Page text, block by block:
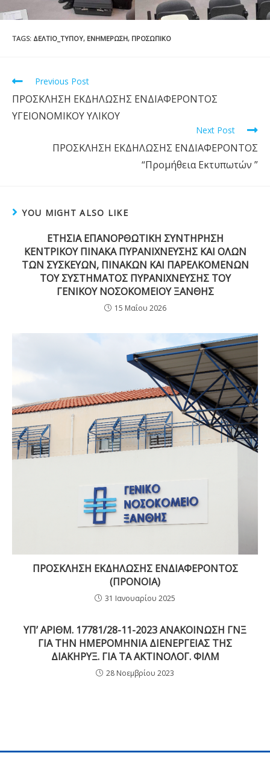
TAGS: ΔΕΛΤΊΟ_ΤΎΠΟΥ, ΕΝΗΜΈΡΩΣΗ, ΠΡΟΣΩΠΙΚΌ
Previous Post
ΠΡΟΣΚΛΗΣΗ ΕΚΔΗΛΩΣΗΣ ΕΝΔΙΑΦΕΡΟΝΤΟΣ
ΥΓΕΙΟΝΟΜΙΚΟΥ ΥΛΙΚΟΥ
Next Post
ΠΡΟΣΚΛΗΣΗ ΕΚΔΗΛΩΣΗΣ ΕΝΔΙΑΦΕΡΟΝΤΟΣ
“Προμήθεια Εκτυπωτών ”
YOU MIGHT ALSO LIKE
ΕΤΗΣΙΑ ΕΠΑΝΟΡΘΩΤΙΚΗ ΣΥΝΤΗΡΗΣΗ
ΚΕΝΤΡΙΚΟΥ ΠΙΝΑΚΑ ΠΥΡΑΝΙΧΝΕΥΣΗΣ ΚΑΙ ΟΛΩΝ
ΤΩΝ ΣΥΣΚΕΥΩΝ, ΠΙΝΑΚΩΝ ΚΑΙ ΠΑΡΕΛΚΟΜΕΝΩΝ
ΤΟΥ ΣΥΣΤΗΜΑΤΟΣ ΠΥΡΑΝΙΧΝΕΥΣΗΣ ΤΟΥ
ΓΕΝΙΚΟΥ ΝΟΣΟΚΟΜΕΙΟΥ ΞΑΝΘΗΣ
15 Μαΐου 2026
ΠΡΟΣΚΛΗΣΗ ΕΚΔΗΛΩΣΗΣ ΕΝΔΙΑΦΕΡΟΝΤΟΣ
(ΠΡΟΝΟΙΑ)
31 Ιανουαρίου 2025
ΥΠ’ ΑΡΙΘΜ. 17781/28-11-2023 ΑΝΑΚΟΙΝΩΣΗ ΓΝΞ
ΓΙΑ ΤΗΝ ΗΜΕΡΟΜΗΝΙΑ ΔΙΕΝΕΡΓΕΙΑΣ ΤΗΣ
ΔΙΑΚΗΡΥΞ. ΓΙΑ ΤΑ ΑΚΤΙΝΟΛΟΓ. ΦΙΛΜ
28 Νοεμβρίου 2023